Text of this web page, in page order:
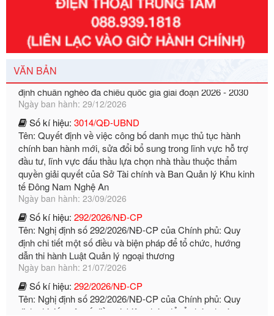
VĂN BẢN
Số kí hiệu:351/2025/NĐ-CP
Tên: Nghị định số 351/2025/NĐ-CP của Chính phủ: Quy
định chuẩn nghèo đa chiều quốc gia giai đoạn 2026 - 2030
Ngày ban hành: 29/12/2026
Số kí hiệu:3014/QĐ-UBND
Tên: Quyết định về việc công bố danh mục thủ tục hành
chính ban hành mới, sửa đổi bổ sung trong lĩnh vực hỗ trợ
đầu tư, lĩnh vực đấu thầu lựa chọn nhà thầu thuộc thẩm
quyền giải quyết của Sở Tài chính và Ban Quản lý Khu kinh
tế Đông Nam Nghệ An
Ngày ban hành: 23/09/2026
Số kí hiệu: 292/2026/NĐ-CP
Tên: Nghị định số 292/2026/NĐ-CP của Chính phủ: Quy
định chi tiết một số điều và biện pháp để tổ chức, hướng
dẫn thi hành Luật Quản lý ngoại thương
Ngày ban hành: 21/07/2026
Số kí hiệu:292/2026/NĐ-CP
Tên: Nghị định số 292/2026/NĐ-CP của Chính phủ: Quy
định chi tiết một số điều và biện pháp để tổ chức, hướng
dẫn thi hành Luật Quản lý ngoại thương
Ngày ban hành: 21/07/2026